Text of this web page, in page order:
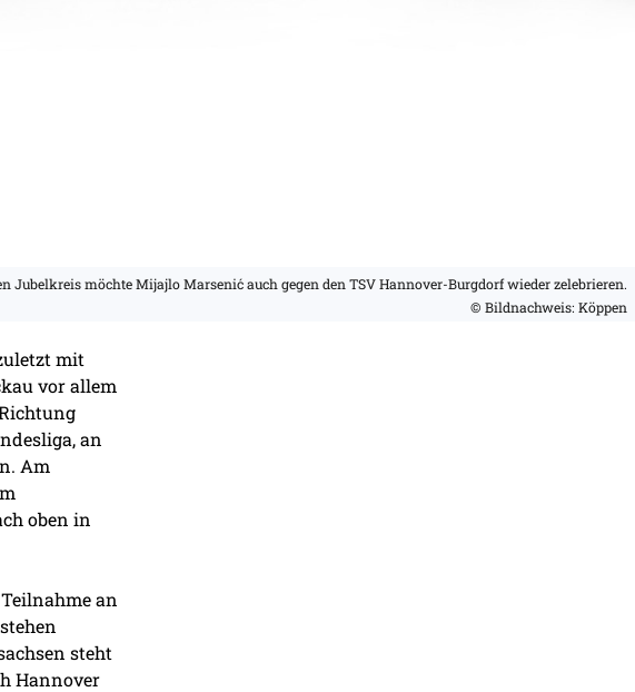
Jubelkreis möchte Mijajlo Marsenić auch gegen den TSV Hannover-Burgdorf wieder zelebrieren.
© Bildnachweis: Köppen
mit
vor allem
an
Am
oben in
an
steht
Hannover